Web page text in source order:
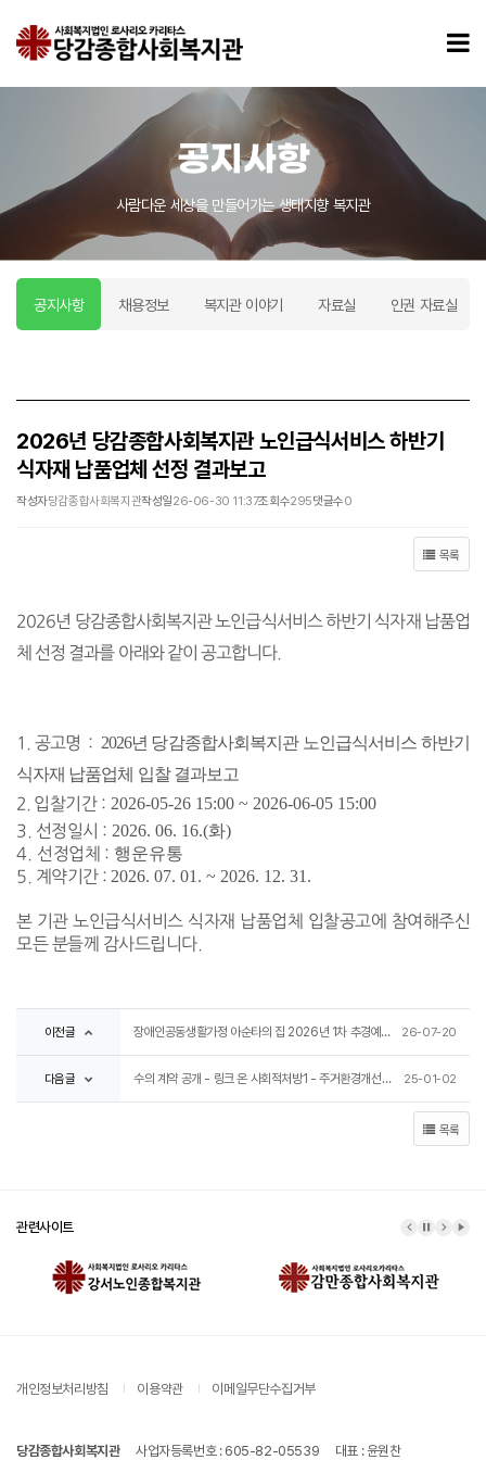
공지사항
사람다운 세상을 만들어가는 생태지향 복지관
공지사항 채용정보 복지관 이야기 자료실 인권 자료실
2026년 당감종합사회복지관 노인급식서비스 하반기
식자재 납품업체 선정 결과보고
작성자당감종합사회복지관작성일26-06-30 11:37조회수295댓글수0
목록
2026년 당감종합사회복지관 노인급식서비스 하반기 식자재 납품업
체 선정 결과를 아래와 같이 공고합니다.
1. 공고명 : 2026년 당감종합사회복지관 노인급식서비스 하반기
식자재 납품업체 입찰 결과보고
2. 입찰기간 : 2026-05-26 15:00 ~ 2026-06-05 15:00
3. 선정일시 : 2026. 06. 16.(화)
4. 선정업체 : 행운유통
5. 계약기간 : 2026. 07. 01. ~ 2026. 12. 31.
본 기관 노인급식서비스 식자재 납품업체 입찰공고에 참여해주신
모든 분들께 감사드립니다.
이전글 장애인공동생활가정 아순타의 집 2026년 1차 추경예산 공고 26-07-20
다음글 수의 계약 공개 - 링크 온 사회적처방1 - 주거환경개선사업 건 25-01-02
목록
관련사이트 이전 배너
배너 정지
다음 배
배
개인정보처리방침 이용약관 이메일무단수집거부
당감종합사회복지관 사업자등록번호 : 605-82-05539 대표 : 윤원찬